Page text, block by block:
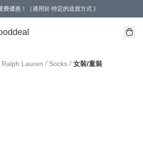
費優惠！（適用於 特定的送貨方式 )
Ralph Lauren / Socks / 女裝/童裝